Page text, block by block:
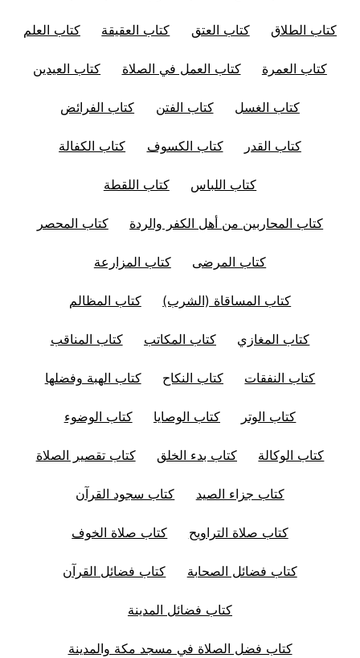
كتاب الطلاق كتاب العتق كتاب العقيقة كتاب العلم
كتاب العمرة كتاب العمل في الصلاة كتاب العيدين
كتاب الغسل كتاب الفتن كتاب الفرائض
كتاب القدر كتاب الكسوف كتاب الكفالة
كتاب اللباس كتاب اللقطة
كتاب المحاربين من أهل الكفر والردة كتاب المحصر
كتاب المرضى كتاب المزارعة
كتاب المساقاة (الشرب) كتاب المظالم
كتاب المغازي كتاب المكاتب كتاب المناقب
كتاب النفقات كتاب النكاح كتاب الهبة وفضلها
كتاب الوتر كتاب الوصايا كتاب الوضوء
كتاب الوكالة كتاب بدء الخلق كتاب تقصير الصلاة
كتاب جزاء الصيد كتاب سجود القرآن
كتاب صلاة التراويح كتاب صلاة الخوف
كتاب فضائل الصحابة كتاب فضائل القرآن
كتاب فضائل المدينة
كتاب فضل الصلاة في مسجد مكة والمدينة